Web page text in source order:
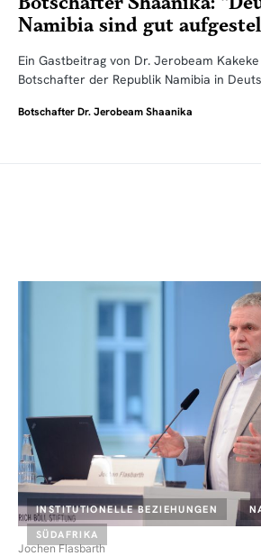
Namibia sind gut
Ein Gastbeitrag von Dr. Jerobeam
Botschafter der Republik Namibia in
Botschafter Dr. Jerobeam Shaanika
Jochen Flasbarth
INSTITUTIONELLE BEZIEHUNGEN
SÜDAFRIKA